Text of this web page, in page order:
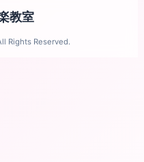
教室
Rights Reserved.